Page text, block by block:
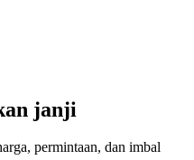
janji
permintaan, dan imbal